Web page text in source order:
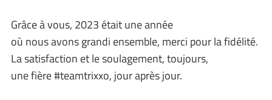
Grâce à vous, 2023 était une année
où nous avons grandi ensemble, merci pour la fidélité.
La satisfaction et le soulagement, toujours,
une fière #teamtrixxo, jour après jour.